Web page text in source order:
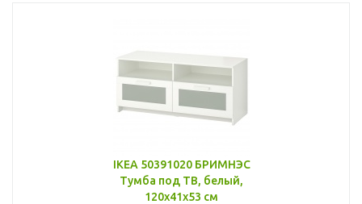
IKEA 50391020 БРИМНЭС
Тумба под ТВ, белый,
120x41x53 см